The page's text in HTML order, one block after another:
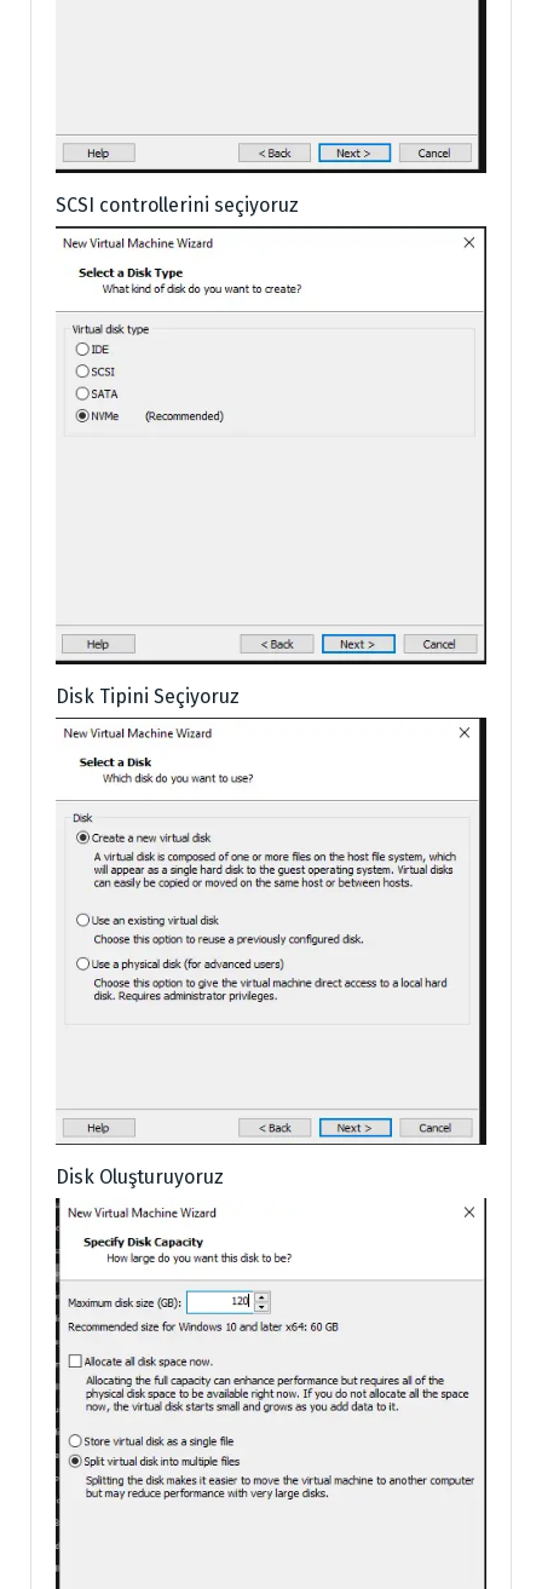
SCSI controllerini seçiyoruz
Disk Tipini Seçiyoruz
Disk Oluşturuyoruz